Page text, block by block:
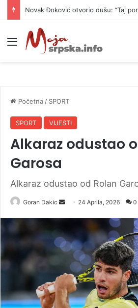
Novak Đoković otvorio dušu: “Taj
Meni
Početna / SPORT
SPORT VIJESTI
Alkaraz odustao
Garosa
Alkaraz odustao od Rolan
Goran Dakic
d
e
m
a
24 Aprila, 2026 0